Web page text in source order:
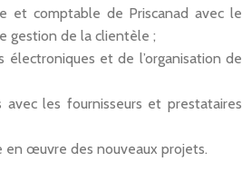
et comptable de Priscanad avec le
gestion de la clientèle ;
électroniques et de l’organisation de
avec les fournisseurs et prestataires
en œuvre des nouveaux projets.